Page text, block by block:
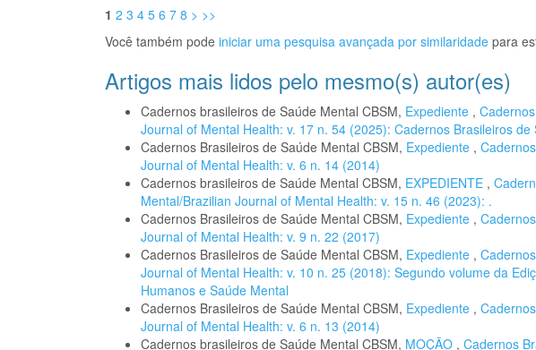
1 2 3 4 5 6 7 8 > >>
Você também pode iniciar uma pesquisa avançada por similaridade para
Artigos mais lidos pelo mesmo(s) autor(es)
Cadernos brasileiros de Saúde Mental CBSM, Expediente ,
Journal of Mental Health: v. 17 n. 54 (2025): Cadernos Brasileiros de
Cadernos Brasileiros de Saúde Mental CBSM, Expediente ,
Journal of Mental Health: v. 6 n. 14 (2014)
Cadernos brasileiros de Saúde Mental CBSM, EXPEDIENTE ,
Mental/Brazilian Journal of Mental Health: v. 15 n. 46 (2023): .
Cadernos Brasileiros de Saúde Mental CBSM, Expediente ,
Journal of Mental Health: v. 9 n. 22 (2017)
Cadernos Brasileiros de Saúde Mental CBSM, Expediente ,
Journal of Mental Health: v. 10 n. 25 (2018): Segundo volume da
Humanos e Saúde Mental
Cadernos Brasileiros de Saúde Mental CBSM, Expediente ,
Journal of Mental Health: v. 6 n. 13 (2014)
Cadernos brasileiros de Saúde Mental CBSM, MOÇÃO , Cadernos